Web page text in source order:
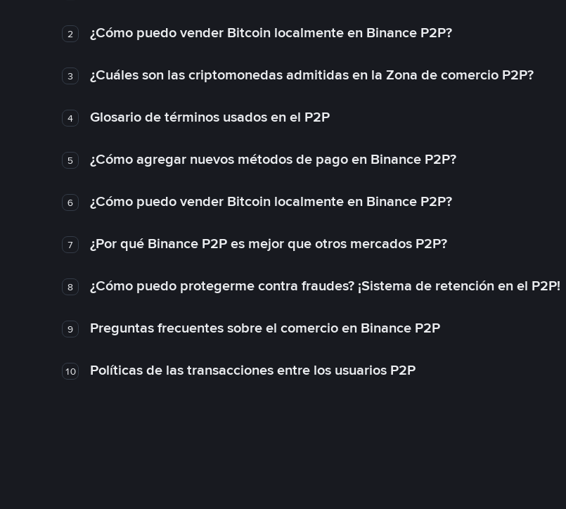
2 ¿Cómo puedo vender Bitcoin localmente en Binance P2P?
3 ¿Cuáles son las criptomonedas admitidas en la Zona de comercio P2P?
4 Glosario de términos usados en el P2P
5 ¿Cómo agregar nuevos métodos de pago en Binance P2P?
6 ¿Cómo puedo vender Bitcoin localmente en Binance P2P?
7 ¿Por qué Binance P2P es mejor que otros mercados P2P?
8 ¿Cómo puedo protegerme contra fraudes? ¡Sistema de retención en el P2P!
9 Preguntas frecuentes sobre el comercio en Binance P2P
10 Políticas de las transacciones entre los usuarios P2P